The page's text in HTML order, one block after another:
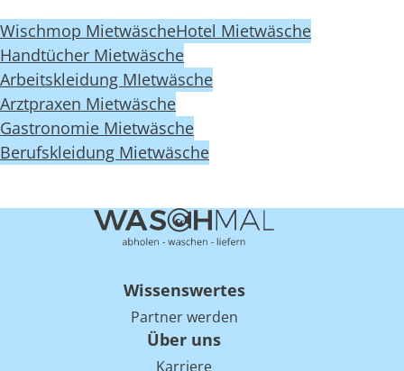
Wischmop MietwäscheHotel Mietwäsche
Handtücher Mietwäsche
Arbeitskleidung MIetwäsche
Arztpraxen Mietwäsche
Gastronomie Mietwäsche
Berufskleidung Mietwäsche
Wissenswertes
Partner werden
Über uns
Karriere